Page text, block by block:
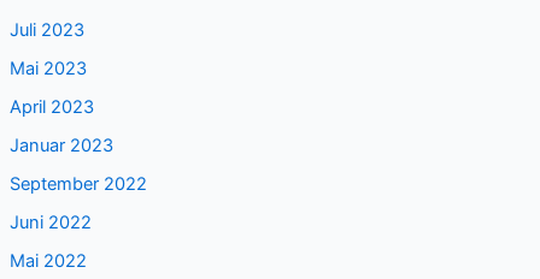
Juli 2023
Mai 2023
April 2023
Januar 2023
September 2022
Juni 2022
Mai 2022